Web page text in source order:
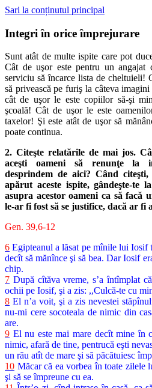
Sari la conținutul principal
Integri în orice împrejurare
Sunt atât de multe ispite care pot
Cât de uşor este pentru un angajat
serviciu să încarce lista de cheltuieli!
să privească pe furiş la câteva
cât de uşor le este copiilor să-şi
şcoală! Cât de uşor le este
taxelor! Şi este atât de uşor să
poate continua.
2. Citeşte relatările de mai jos.
aceşti oameni să renunţe la
desprindem de aici? Când
apărut aceste ispite, gândeşte-te
asupra acestor oameni ca să facă
le-ar fi fost să se justifice, dacă ar fi
Gen. 39,6-12
6 Egipteanul a lăsat pe mînile lui Iosif
decît să mănînce şi să bea. Dar Iosif
chip.
7 După cîtăva vreme, s’a întîmplat
ochii pe Iosif, şi a zis: ,,Culcă-te cu
8 El n’a voit, şi a zis nevestei
nu-mi cere socoteala de nimic din
are.
9 El nu este mai mare decît mine în
nimic, afară de tine, pentrucă eşti
un rău atît de mare şi să păcătuiesc
10 Măcar că ea vorbea în toate zilele
şi să se împreune cu ea.